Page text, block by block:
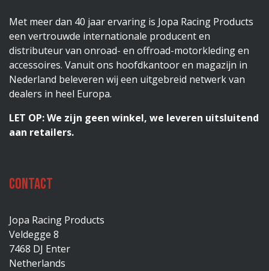
Met meer dan 40 jaar ervaring is Jopa Racing Products
een vertrouwde internationale producent en
distributeur van onroad- en offroad-motorkleding en
accessoires. Vanuit ons hoofdkantoor en magazijn in
Nederland beleveren wij een uitgebreid netwerk van
dealers in heel Europa.
LET OP: We zijn geen winkel, we leveren uitsluitend
aan retailers.
Contact
Jopa Racing Products
Veldegge 8
7468 DJ Enter
Netherlands